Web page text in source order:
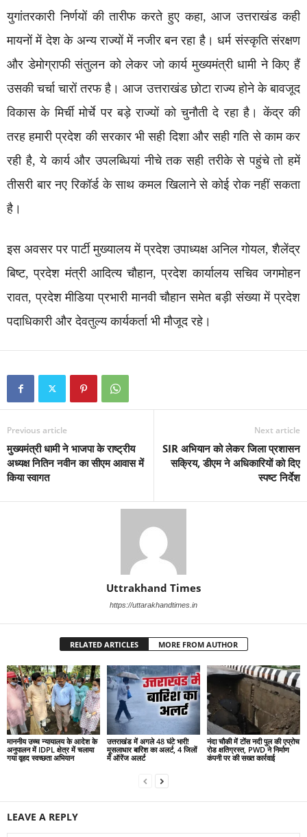
युगांतरकारी निर्णयों की तारीफ करते हुए कहा, आज उत्तराखंड कही
मायनों में देश के अन्य राज्यों में नजीर बन रहा है। धर्म संस्कृति संरक्षण
और डेमोग्राफी संतुलन को लेकर जो कार्य मुख्यमंत्री धामी ने किए हैं
उसकी चर्चा चारों तरफ है। आज उत्तराखंड छोटा राज्य होने के बावजूद
विकास के मिर्ची मोर्चे पर बड़े राज्यों को चुनौती दे रहा है। केंद्र की
तरह हमारी प्रदेश की सरकार भी सही दिशा और सही गति से काम कर
रही है, ये कार्य और उपलब्धियां नीचे तक सही तरीके से पहुंचे तो हमें
तीसरी बार नए रिकॉर्ड के साथ कमल खिलाने से कोई रोक नहीं सकता
है।
​इस अवसर पर पार्टी मुख्यालय में प्रदेश उपाध्यक्ष अनिल गोयल, शैलेंद्र
बिष्ट, प्रदेश मंत्री आदित्य चौहान, प्रदेश कार्यालय सचिव जगमोहन
रावत, प्रदेश मीडिया प्रभारी मानवी चौहान समेत बड़ी संख्या में प्रदेश
पदाधिकारी और देवतुल्य कार्यकर्ता भी मौजूद रहे।
Previous article
मुख्यमंत्री धामी ने भाजपा के राष्ट्रीय
अध्यक्ष नितिन नवीन का सीएम आवास में
किया स्वागत
Next article
SIR अभियान को लेकर जिला प्रशासन
सक्रिय, डीएम ने अधिकारियों को दिए
स्पष्ट निर्देश
Uttrakhand Times
https://uttarakhandtimes.in
RELATED ARTICLES MORE FROM AUTHOR
माननीय उच्च न्यायालय के आदेश के
अनुपालन में IDPL क्षेत्र में चलाया
गया वृहद स्वच्छता अभियान
उत्तराखंड में अगले 48 घंटे भारी!
मूसलाधार बारिश का अलर्ट, 4 जिलों
में ऑरेंज अलर्ट
नंदा चौकी में टोंस नदी पुल की एप्रोच
रोड क्षतिग्रस्त, PWD ने निर्माण
कंपनी पर की सख्त कार्रवाई
LEAVE A REPLY